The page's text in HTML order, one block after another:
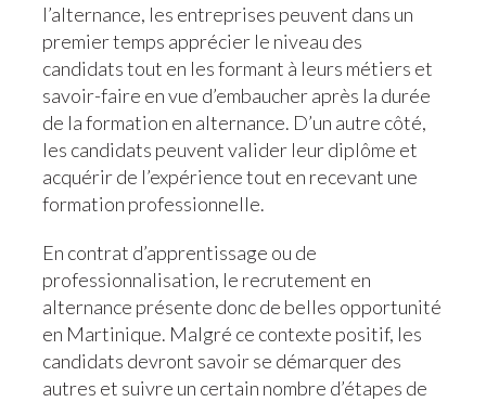
l’alternance, les entreprises peuvent dans un
premier temps apprécier le niveau des
candidats tout en les formant à leurs métiers et
savoir-faire en vue d’embaucher après la durée
de la formation en alternance. D’un autre côté,
les candidats peuvent valider leur diplôme et
acquérir de l’expérience tout en recevant une
formation professionnelle.
En contrat d’apprentissage ou de
professionnalisation, le recrutement en
alternance présente donc de belles opportunité
en Martinique. Malgré ce contexte positif, les
candidats devront savoir se démarquer des
autres et suivre un certain nombre d’étapes de